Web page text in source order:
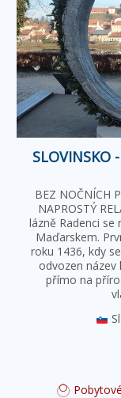
SLOVINSKO
BEZ NOČNÍCH
NAPROSTÝ
lázně Radenci se
Maďarskem.
roku 1436, kdy
odvozen
přímo na